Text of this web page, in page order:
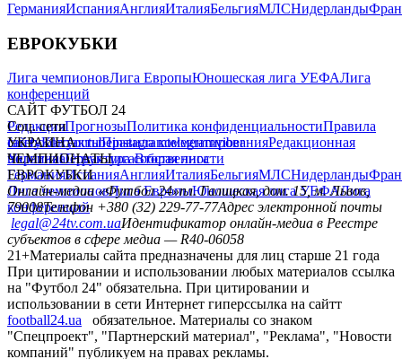
ГерманияИспанияАнглияИталияБельгияМЛСНидерланды
ЕВРОКУБКИ
Лига чемпионовЛига ЕвропыЮношеская лига УЕФАЛига
конференций
САЙТ ФУТБОЛ 24
РедакцияПрогнозыПолитика конфиденциальностиПравила
сайтуКонтактыПравила комментированияРедакционная
политикаСтруктура собственности
Соц. сети
facebookxyoutubeinstagramtelegramviber
УКРАИНА
УкраинаПервая лигаВторая лига
ЧЕМПИОНАТЫ
ГерманияИспанияАнглияИталияБельгияМЛСНидерланды
ЕВРОКУБКИ
Лига чемпионовЛига ЕвропыЮношеская лига УЕФАЛига
конференций
Онлайн-медиа «Футбол 24»пл. Галицкая, дом. 15, м. Львов,
79008Телефон +380 (32) 229-77-77Адрес электронной почты
legal@24tv.com.uaИдентификатор онлайн-медиа в Реестре
субъектов в сфере медиа — R40-06058
21+Материалы сайта предназначены для лиц старше 21 года
При цитировании и использовании любых материалов ссылка
на "Футбол 24" обязательна. При цитировании и
использовании в сети Интернет гиперссылка на сайтт
football24.ua
обязательное. Материалы со знаком
"Спецпроект", "Партнерский материал", "Реклама", "Новости
компаний" публикуем на правах рекламы.